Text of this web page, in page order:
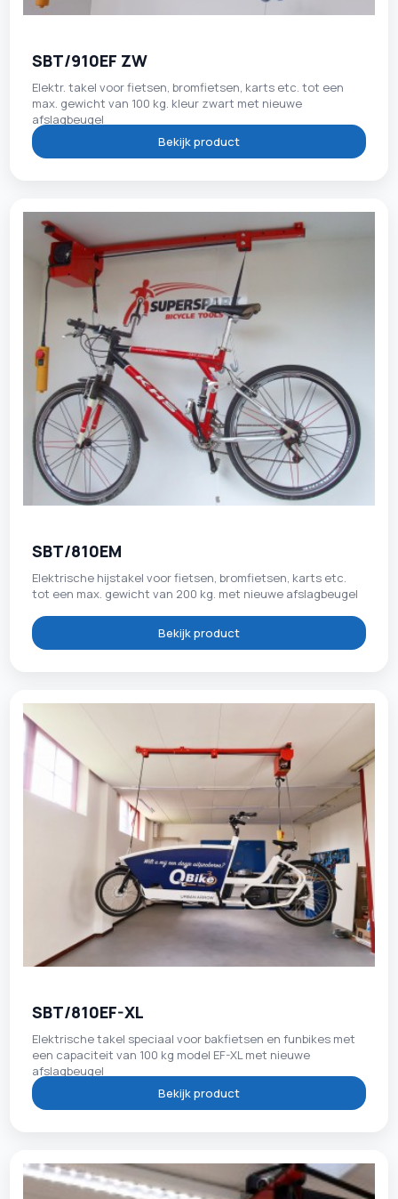
SBT/910EF ZW
Elektr. takel voor fietsen, bromfietsen, karts etc. tot een
max. gewicht van 100 kg. kleur zwart met nieuwe
afslagbeugel
Bekijk product
SBT/810EM
Elektrische hijstakel voor fietsen, bromfietsen, karts etc.
tot een max. gewicht van 200 kg. met nieuwe afslagbeugel
Bekijk product
SBT/810EF-XL
Elektrische takel speciaal voor bakfietsen en funbikes met
een capaciteit van 100 kg model EF-XL met nieuwe
afslagbeugel
Bekijk product